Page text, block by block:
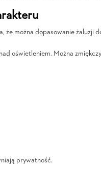
że można dopasowanie żaluzji
oświetleniem. Można
prywatność.